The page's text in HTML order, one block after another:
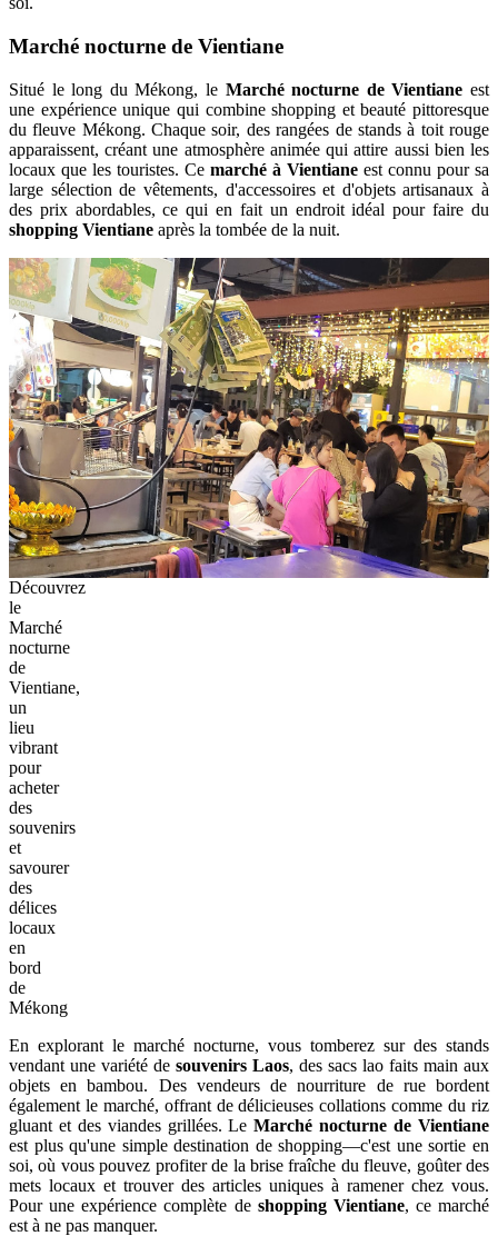
Marché nocturne de Vientiane
Situé le long du Mékong, le Marché nocturne de Vientiane est
une expérience unique qui combine shopping et beauté pittoresque
du fleuve Mékong. Chaque soir, des rangées de stands à toit rouge
apparaissent, créant une atmosphère animée qui attire aussi bien les
locaux que les touristes. Ce marché à Vientiane est connu pour sa
large sélection de vêtements, d'accessoires et d'objets artisanaux à
des prix abordables, ce qui en fait un endroit idéal pour faire du
shopping Vientiane après la tombée de la nuit.
Découvrez
le
Marché
nocturne
de
Vientiane,
un
lieu
vibrant
pour
acheter
des
souvenirs
et
savourer
des
délices
locaux
en
bord
de
Mékong
En explorant le marché nocturne, vous tomberez sur des stands
vendant une variété de souvenirs Laos, des sacs lao faits main aux
objets en bambou. Des vendeurs de nourriture de rue bordent
également le marché, offrant de délicieuses collations comme du riz
gluant et des viandes grillées. LeMarché nocturne de Vientiane
est plus qu'une simple destination de shopping—c'est une sortie en
soi, où vous pouvez profiter de la brise fraîche du fleuve, goûter des
mets locaux et trouver des articles uniques à ramener chez vous.
Pour une expérience complète de shopping Vientiane, ce marché
est à ne pas manquer.